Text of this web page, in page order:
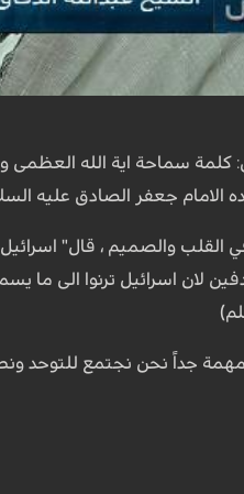
كلمة سماحة اية الله
الامام جعفر الصادق عليه
القلب والصميم ، قال"
لان اسرائيل ترنوا الى ما
جداً نحن نجتمع للتوحد